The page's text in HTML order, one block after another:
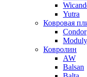
Yutra
Ковровая
Condor
Ковролин
AW
Balsan